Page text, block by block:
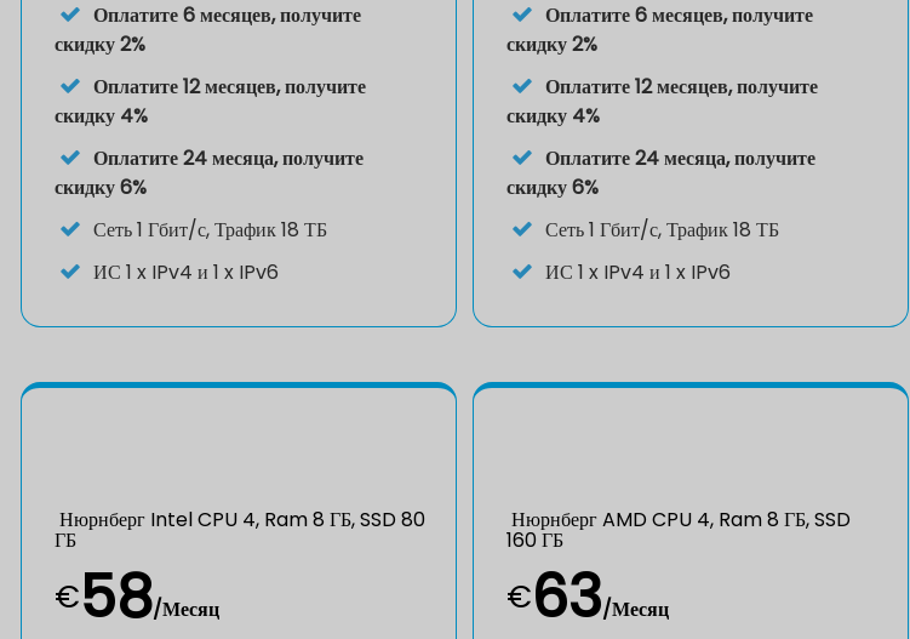
Оплатите 6 месяцев, получите
скидку 2%
Оплатите 12 месяцев, получите
скидку 4%
Оплатите 24 месяца, получите
скидку 6%
Сеть 1 Гбит/с, Трафик 18 ТБ
ИС 1 x IPv4 и 1 x IPv6
Оплатите 6 месяцев, получите
скидку 2%
Оплатите 12 месяцев, получите
скидку 4%
Оплатите 24 месяца, получите
скидку 6%
Сеть 1 Гбит/с, Трафик 18 ТБ
ИС 1 x IPv4 и 1 x IPv6
Нюрнберг Intel CPU 4, Ram 8 ГБ, SSD 80
ГБ
€58/Месяц
Нюрнберг AMD CPU 4, Ram 8 ГБ, SSD
160 ГБ
€63/Месяц